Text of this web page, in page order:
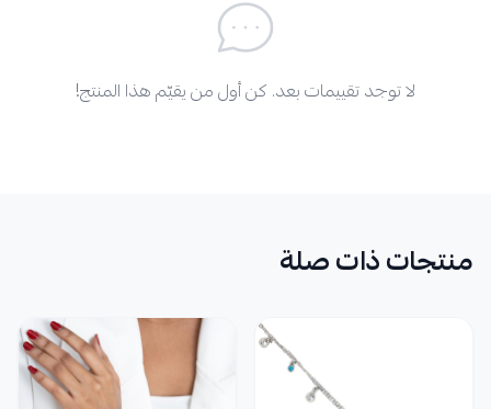
لا توجد تقييمات بعد. كن أول من يقيّم هذا المنتج!
منتجات ذات صلة